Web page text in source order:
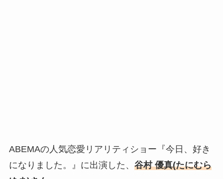
ABEMAの人気恋愛リアリティショー 『今日、好き
になりました。』に出演した、 谷村 優真(たにむら